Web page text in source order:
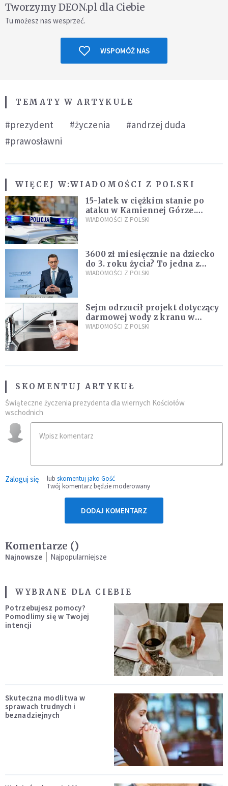
Tworzymy DEON.pl dla Ciebie
Tu możesz nas wesprzeć.
WSPOMÓŻ NAS
TEMATY W ARTYKULE
#prezydent #życzenia
#andrzej duda
#prawosławni
WIĘCEJ W:WIADOMOŚCI Z POLSKI
15-latek w ciężkim stanie po
ataku w Kamiennej Górze.
Policja zatrzymała dwóch
WIADOMOŚCI Z POLSKI
3600 zł miesięcznie na dziecko
do 3. roku życia? To jedna z
propozycji programu "Rozwój
WIADOMOŚCI Z POLSKI
Sejm odrzucił projekt dotyczący
darmowej wody z kranu w
restauracjach
WIADOMOŚCI Z POLSKI
SKOMENTUJ ARTYKUŁ
Świąteczne życzenia prezydenta dla wiernych Kościołów
wschodnich
Zaloguj się lub skomentuj jako Gość
Twój komentarz będzie moderowany
DODAJ KOMENTARZ
Komentarze ()
Najnowsze Najpopularniejsze
WYBRANE DLA CIEBIE
Potrzebujesz pomocy?
Pomodlimy się w Twojej
intencji
Skuteczna modlitwa w
sprawach trudnych i
beznadziejnych